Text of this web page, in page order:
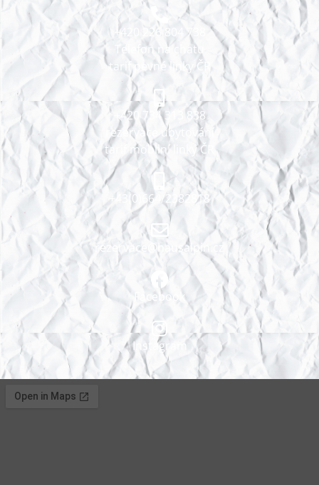
+420 226 804 738
Telefon na chatu
tarif pevné linky ČR
+420 734 313 838
rezervace ubytování
tarif mobilní linky ČR
+43(0)664/2382818
rezervace@hausalpin.cz
Facebook
Instagram